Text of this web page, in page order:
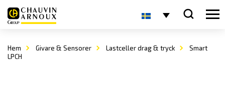
Hem Givare & Sensorer Lastceller drag & tryck
Smart
LPCH